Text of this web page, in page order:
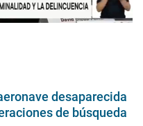
desaparecida
de búsqueda